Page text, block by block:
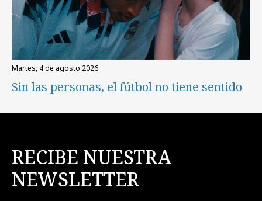
martes, 4 de agosto 2026
Sin las personas, el fútbol no tiene sentido
RECIBE NUESTRA
NEWSLETTER